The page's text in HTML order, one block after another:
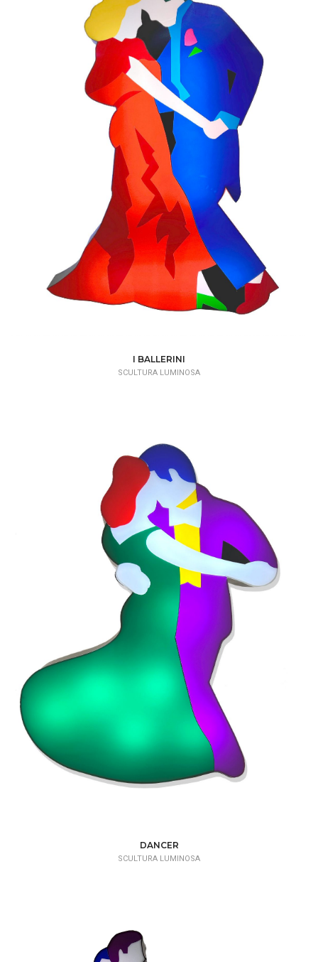
I BALLERINI
SCULTURA LUMINOSA
DANCER
SCULTURA LUMINOSA